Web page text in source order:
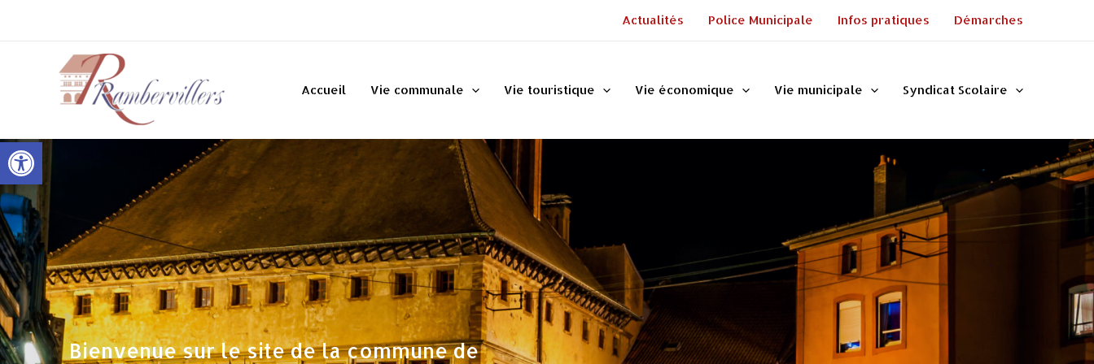
Ouvrir la barre d’outils
Actualités Police Municipale Infos pratiques Démarches
Accueil Vie communale Vie touristique Vie économique Vie municipale Syndicat Scolaire
Bienvenue sur le site de la commune de